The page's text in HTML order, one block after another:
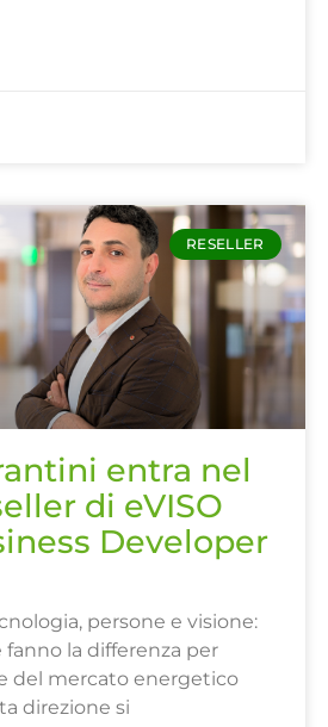
RESELLER
entra nel
di eVISO
Developer
persone e visione:
la differenza per
del mercato energetico
direzione si